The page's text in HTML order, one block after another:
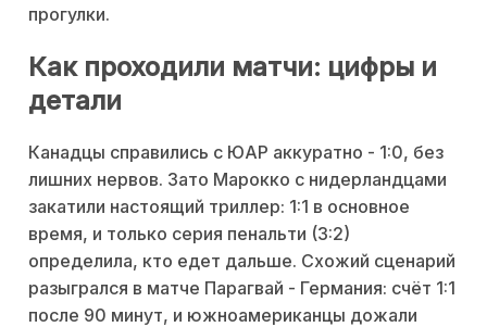
прогулки.
Как проходили матчи: цифры и
детали
Канадцы справились с ЮАР аккуратно - 1:0, без
лишних нервов. Зато Марокко с нидерландцами
закатили настоящий триллер: 1:1 в основное
время, и только серия пенальти (3:2)
определила, кто едет дальше. Схожий сценарий
разыгрался в матче Парагвай - Германия: счёт 1:1
после 90 минут, и южноамериканцы дожали